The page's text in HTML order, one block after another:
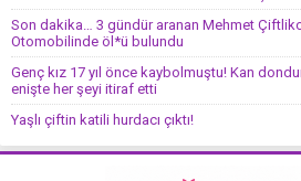
Son dakika… 3 gündür aranan Mehmet
Otomobilinde öl*ü bulundu
Genç kız 17 yıl önce kaybolmuştu! Kan
enişte her şeyi itiraf etti
Yaşlı çiftin katili hurdacı çıktı!